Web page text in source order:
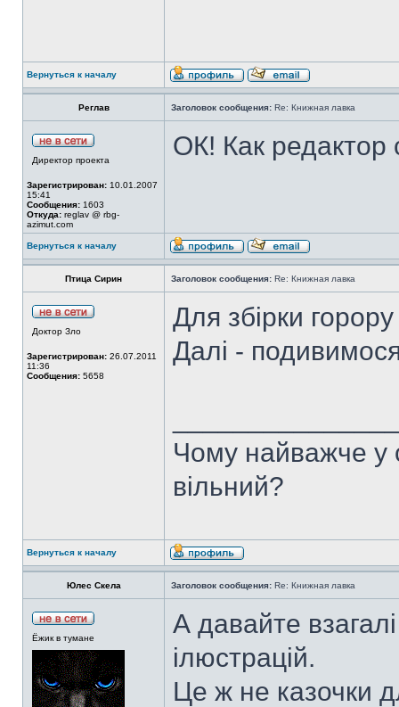
Вернуться к началу
Реглав Заголовок сообщения: Re: Книжная лавка
Директор проекта
Зарегистрирован: 10.01.2007
15:41
Сообщения: 1603
Откуда: reglav @ rbg-
azimut.com
ОК! Как редактор
Вернуться к началу
Птица Сирин Заголовок сообщения: Re: Книжная лавка
Доктор Зло
Зарегистрирован: 26.07.2011
11:36
Сообщения: 5658
Для збірки
Далі -
Чому найважче у
вільний?
Вернуться к началу
Юлес Скела Заголовок сообщения: Re: Книжная лавка
Ёжик в тумане
А давайте
ілюстрацій.
Це ж не казочки